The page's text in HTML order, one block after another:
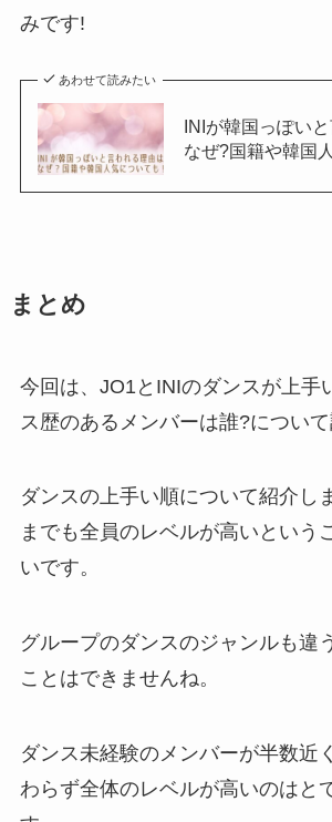
みです!
あわせて読みたい
INIが韓国っぽい
なぜ?国籍や韓国
まとめ
今回は、JO1とINIのダンスが上手
ス歴のあるメンバーは誰?について
ダンスの上手い順について紹介し
までも全員のレベルが高いという
いです。
グループのダンスのジャンルも違
ことはできませんね。
ダンス未経験のメンバーが半数近
わらず全体のレベルが高いのはと